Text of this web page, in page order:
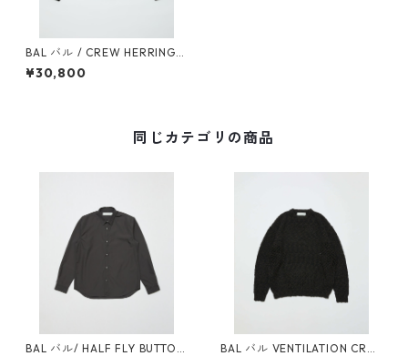
BAL バル / CREW HERRINGB
ONE OVER SHIRT (BLACK)
¥30,800
同じカテゴリの商品
BAL バル/ HALF FLY BUTTON
BAL バル VENTILATION CRE